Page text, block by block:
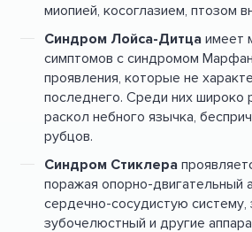
миопией, косоглазием, птозом
Синдром Лойса-Дитца имеет
симптомов с синдромом
проявления, которые не
последнего. Среди них широко
раскол небного язычка,
рубцов.
Синдром Стиклера
поражая опорно-двигательный
сердечно-сосудистую систему,
зубочелюстный и другие